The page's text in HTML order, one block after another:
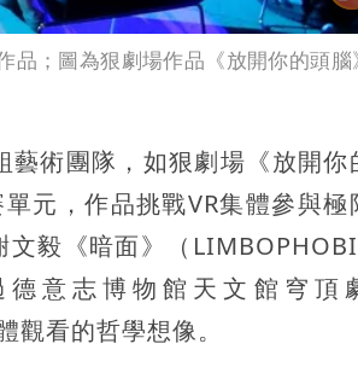
；圖為狠劇場作品《放開你的頭腦
術團隊，如狠劇場《放開你
元，作品挑戰VR集體參與極
毅《暗面》（
意志博物館天文館穹頂
看的哲學想像。